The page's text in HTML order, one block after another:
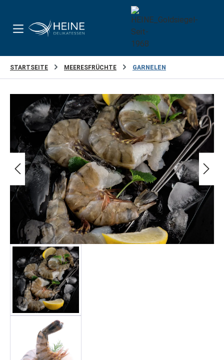
STARTSEITE MEERESFRÜCHTE GARNELEN
Bildergalerie überspringen